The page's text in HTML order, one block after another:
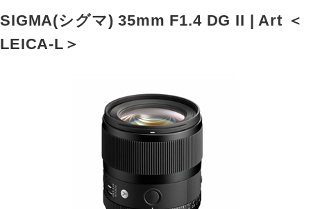
SIGMA(シグマ) 35mm F1.4 DG II | Art ＜
LEICA-L＞